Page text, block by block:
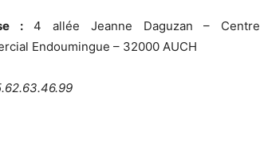
:4 allée Jeanne Daguzan – Centre
Endoumingue – 32000 AUCH